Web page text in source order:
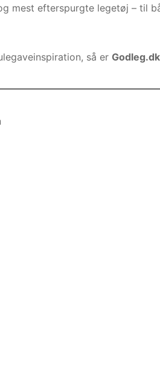
mest efterspurgte legetøj – til
så er